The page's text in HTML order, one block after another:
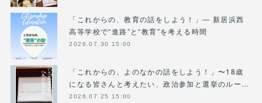
「これからの、教育の話をしよう！」― 新居浜西
高等学校で“進路”と“教育”を考える時間
2026.07.30 15:00
「これからの、よのなかの話をしよう！」〜18歳
になる皆さんと考えたい、政治参加と選挙のルー…
2026.07.25 15:00